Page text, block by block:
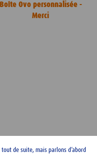
Boîte Ovo personnalisée -
Merci
de suite, mais parlons d’abord